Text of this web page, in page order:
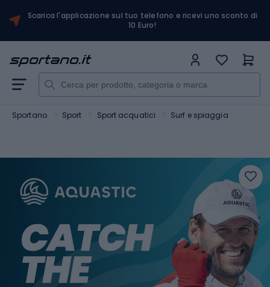
Scarica l'applicazione sul tuo telefono e ricevi uno sconto di
10 Euro!
Sportano Sport Sport acquatici Surf e spiaggia